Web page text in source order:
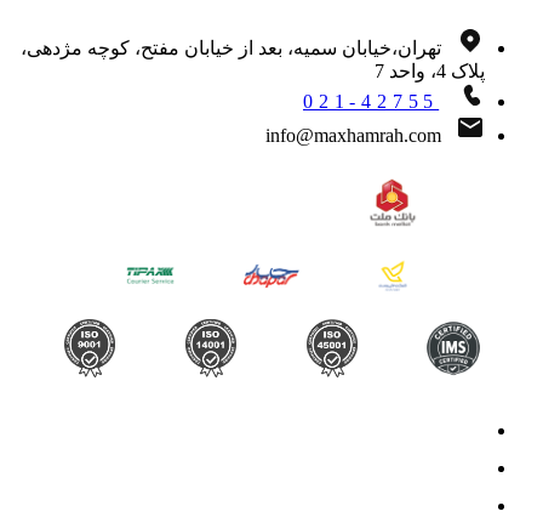
تهران،خیابان سمیه، بعد از خیابان مفتح، کوچه مژدهی،
پلاک 4، واحد 7
021-42755
info@maxhamrah.com